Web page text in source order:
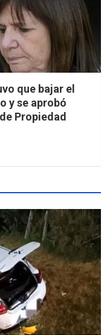
que bajar el
y se aprobó
Propiedad